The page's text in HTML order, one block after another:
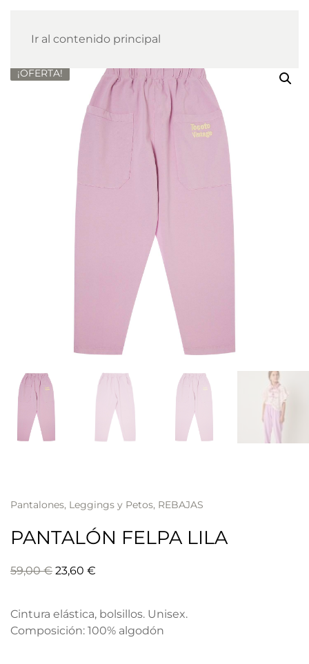
Ir al contenido principal
¡OFERTA!
Pantalones, Leggings y Petos, REBAJAS
PANTALÓN FELPA LILA
59,00€ El
era:
59,00 €.
23,60 €
es:
23,60 €.
Cintura elástica, bolsillos. Unisex.
Composición: 100% algodón